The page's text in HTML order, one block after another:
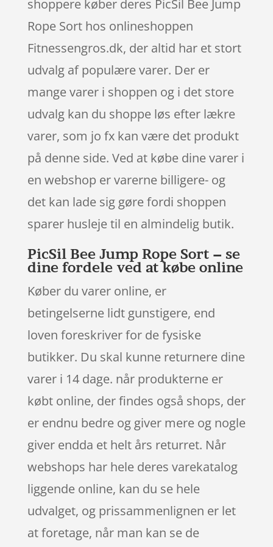
shoppere køber deres PicSil Bee Jump
Rope Sort hos onlineshoppen
Fitnessengros.dk, der altid har et stort
udvalg af populære varer. Der er
mange varer i shoppen og i det store
udvalg kan du shoppe løs efter lækre
varer, som jo fx kan være det produkt
på denne side. Ved at købe dine varer i
en webshop er varerne billigere- og
det kan lade sig gøre fordi shoppen
sparer husleje til en almindelig butik.
PicSil Bee Jump Rope Sort – se
dine fordele ved at købe online
Køber du varer online, er
betingelserne lidt gunstigere, end
loven foreskriver for de fysiske
butikker. Du skal kunne returnere dine
varer i 14 dage. når produkterne er
købt online, der findes også shops, der
er endnu bedre og giver mere og nogle
giver endda et helt års returret. Når
webshops har hele deres varekatalog
liggende online, kan du se hele
udvalget, og prissammenlignen er let
at foretage, når man kan se de